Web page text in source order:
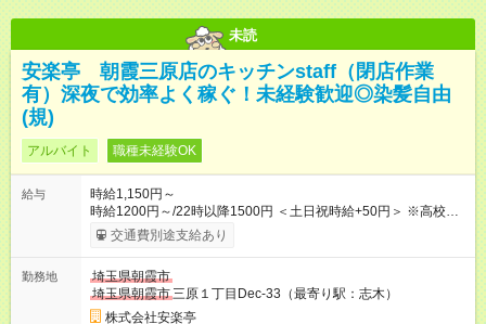
未読
安楽亭 朝霞三原店のキッチンstaff（閉店作業
有）深夜で効率よく稼ぐ！未経験歓迎◎染髪自由
(規)
アルバイト 職種未経験OK
給与
時給1,150円～
時給1200円～/22時以降1500円 ＜土日祝時給+50円＞ ※高校生
時給1150円 【試用期間】試用期間あり 試用期間の長さ：12ヶ
月 雇用形態、給与は本採用時と同じです。 ※最大12ヶ月の間
交通費別途支給あり
勤務地
埼玉県朝霞市
埼玉県朝霞市三原１丁目Dec-33（最寄り駅：志木）
株式会社安楽亭